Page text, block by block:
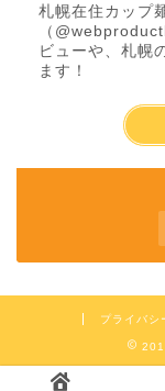
札幌在住カップ
（
ビューや、札幌
ます！
プライバシ